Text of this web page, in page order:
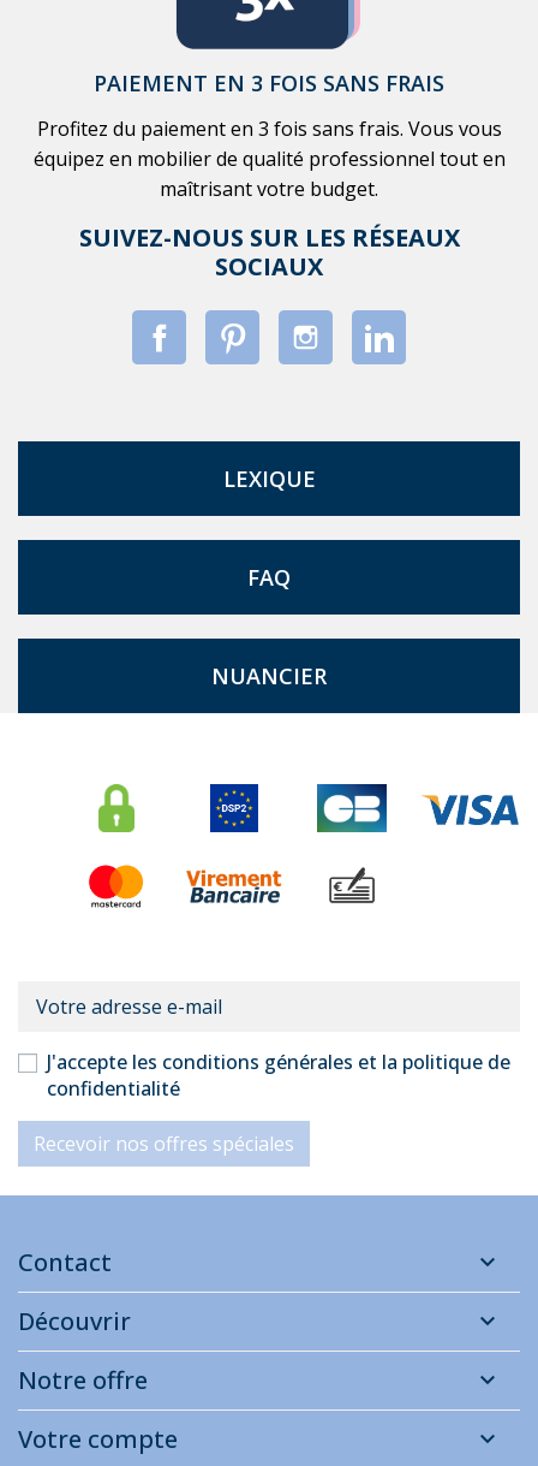
PAIEMENT EN 3 FOIS SANS FRAIS
Profitez du paiement en 3 fois sans frais. Vous vous
équipez en mobilier de qualité professionnel tout en
maîtrisant votre budget.
SUIVEZ-NOUS SUR LES RÉSEAUX
SOCIAUX
LEXIQUE
FAQ
NUANCIER
J'accepte les conditions générales et la politique de
confidentialité
Recevoir nos offres spéciales
Contact
Découvrir
Notre offre
Votre compte